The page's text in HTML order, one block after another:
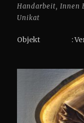
Handarbeit, Innen
Unikat
Objekt :